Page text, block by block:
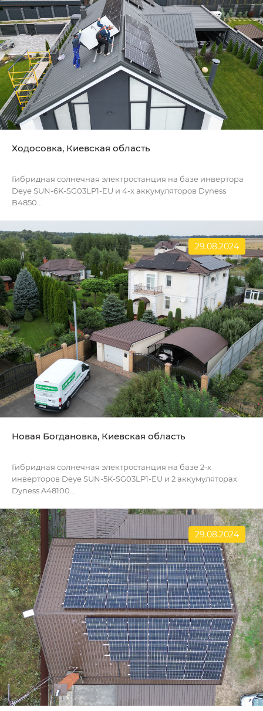
Ходосовка, Киевская область
Гибридная солнечная электростанция на базе инвертора
Deye SUN-6K-SG03LP1-EU и 4-х аккумуляторов Dyness
B4850...
29.08.2024
Новая Богдановка, Киевская область
Гибридная солнечная электростанция на базе 2-х
инверторов Deye SUN-5K-SG03LP1-EU и 2 аккумуляторах
Dyness A48100...
29.08.2024